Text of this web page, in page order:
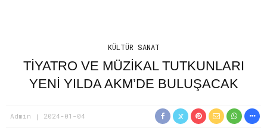
KÜLTÜR SANAT
TİYATRO VE MÜZİKAL TUTKUNLARI
YENİ YILDA AKM’DE BULUŞACAK
Admin 2024-01-04